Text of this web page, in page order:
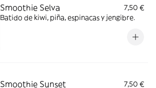
Smoothie Selva
7,50 €
Batido de kiwi, piña, espinacas y jengibre.
Smoothie Sunset
7,50 €